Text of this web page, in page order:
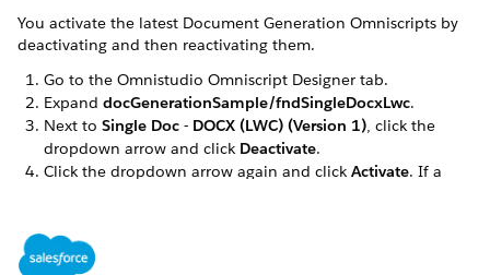
You activate the latest Document Generation Omniscripts by
deactivating and then reactivating them.
Go to the Omnistudio Omniscript Designer tab.
Expand docGenerationSample/fndSingleDocxLwc.
Next to Single Doc - DOCX (LWC) (Version 1), click the
dropdown arrow and click Deactivate.
Click the dropdown arrow again and click Activate. If a
docGenerationSample/fndSingleDocxServersideLwc,
docGenerationSample/fndMultiDocxLwc, and